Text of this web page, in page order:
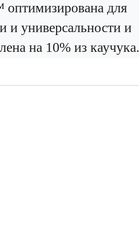
для
и универсальности и
​​на 10% из каучука.